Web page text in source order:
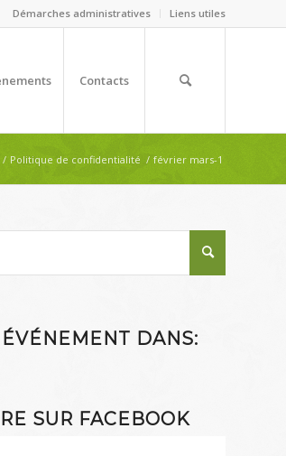
Démarches administratives Liens utiles
Contacts
/ Politique de confidentialité / février mars-1
DANS:
SUR FACEBOOK